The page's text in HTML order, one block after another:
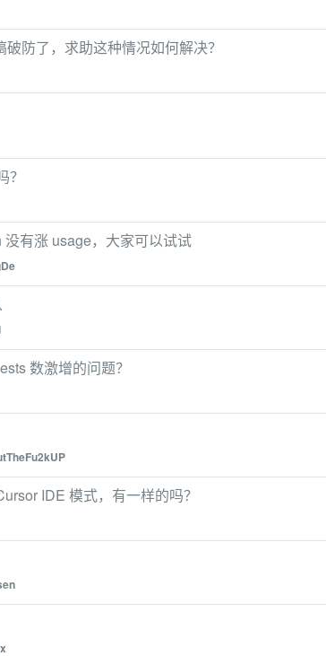
防了，求助这种情况如何解决？
有涨 usage，大家可以试试
数激增的问题？
IDE 模式，有一样的吗？